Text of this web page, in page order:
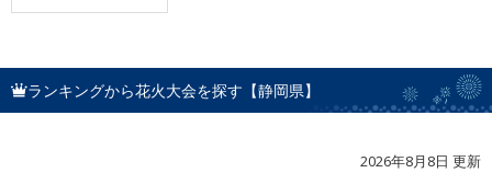
ランキングから花火大会を探す【静岡県】
2026年8月8日 更新